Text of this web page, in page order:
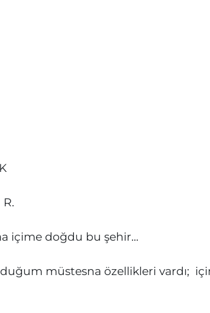
içime doğdu bu şehir...
müstesna özellikleri vardı;